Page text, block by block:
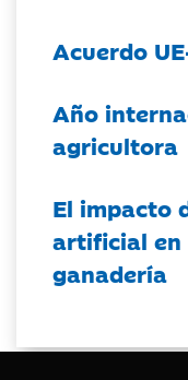
Acuerdo
Año
agricultora
El impacto
artificial en
ganadería